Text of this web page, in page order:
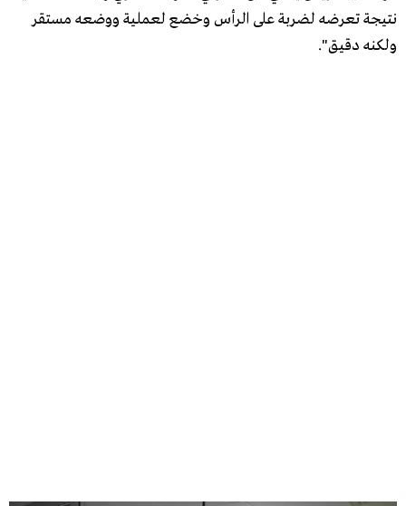
نتيجة تعرضه لضربة على الرأس وخضع لعملية ووضعه مستقر
ولكنه دقيق".